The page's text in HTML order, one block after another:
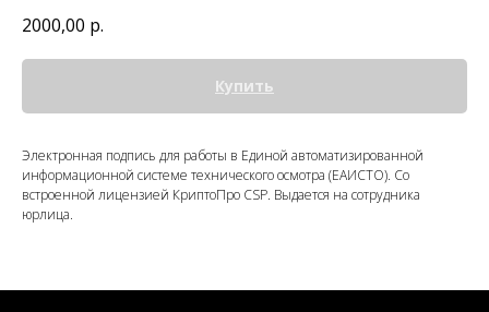
2000,00 р.
Купить
Электронная подпись для работы в Единой автоматизированной
информационной системе технического осмотра (ЕАИСТО). Со
встроенной лицензией КриптоПро CSP. Выдается на сотрудника
юрлица.